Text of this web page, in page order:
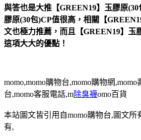
與答也是大推【GREEN19】玉膠原
膠原(30包)CP值很高，相關【
文也極力推薦，而且【GREEN19】玉
這項大大的優點！
momo,momo購物台,momo購物網,momo
台,momo客服電話,m除臭襪omo百貨
本站圖文皆引用自momo購物台,圖文
有,